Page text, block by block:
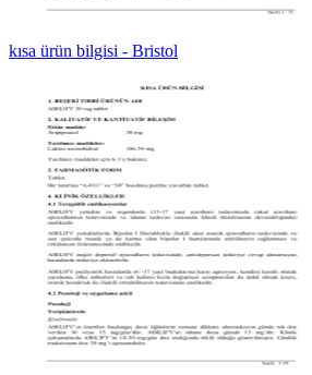
kısa ürün bilgisi - Bristol